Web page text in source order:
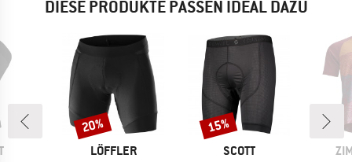
DIESE PRODUKTE PASSEN IDEAL DAZU
MARKE
LÖFFLER
Rabatt
20%
MARKE
SCOTT
Rabatt
15%